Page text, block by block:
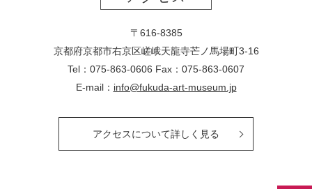
〒616-8385
京都府京都市右京区嵯峨天龍寺芒ノ馬場町3-16
Tel：075-863-0606 Fax：075-863-0607
E-mail： info@fukuda-art-museum.jp
アクセスについて詳しく見る